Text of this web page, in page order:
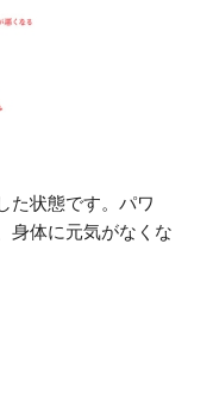
た状態です。パワ
身体に元気がなくな